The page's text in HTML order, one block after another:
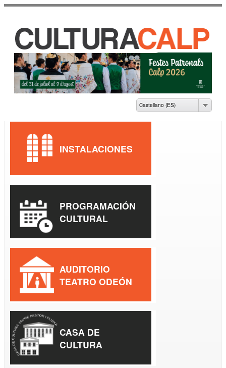
principal
CASA DE CULTURA
JAUME PASTOR I
Castellano (ES)
INSTALACIONES
PROGRAMACIÓN
CULTURAL
AUDITORIO
TEATRO ODEÓN
CASA DE
CULTURA